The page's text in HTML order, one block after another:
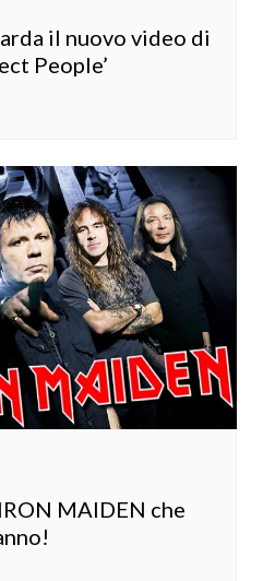
il nuovo video di
People’
MAIDEN che